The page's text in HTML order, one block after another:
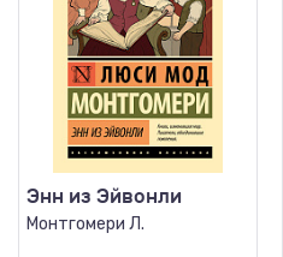
Энн из Эйвонли
Монтгомери Л.